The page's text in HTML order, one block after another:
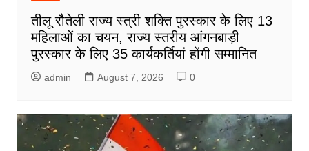
तीलू रौतेली राज्य स्त्री शक्ति पुरस्कार के लिए 13
महिलाओं का चयन, राज्य स्तरीय आंगनबाड़ी
पुरस्कार के लिए 35 कार्यकर्तियां होंगी सम्मानित
admin August 7, 2026 0